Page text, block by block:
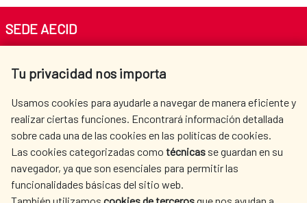
Tu privacidad nos importa
Usamos cookies para ayudarle a navegar de manera eficiente y
realizar ciertas funciones. Encontrará información detallada
sobre cada una de las cookies en las políticas de cookies.
Las cookies categorizadas como técnicas se guardan en su
navegador, ya que son esenciales para permitir las
funcionalidades básicas del sitio web.
SEDE AECID
Tel. +34 900 20 30 54​​​​​​​
AECID
WHERE DO WE COOPERATE?
SPANISH HUMANITARIAN
ACTION
PRESS ROOM
CULTURE AND SCIENCE LIBRARY